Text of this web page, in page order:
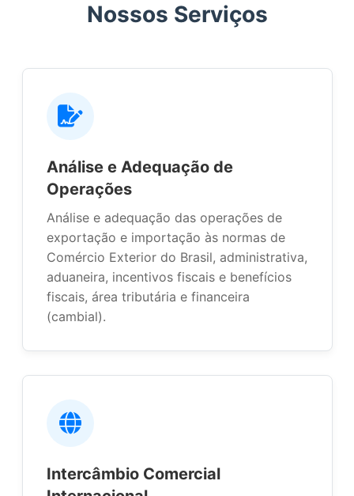
Nossos Serviços
Análise e Adequação de
Operações
Análise e adequação das operações de
exportação e importação às normas de
Comércio Exterior do Brasil, administrativa,
aduaneira, incentivos fiscais e benefícios
fiscais, área tributária e financeira
(cambial).
Intercâmbio Comercial